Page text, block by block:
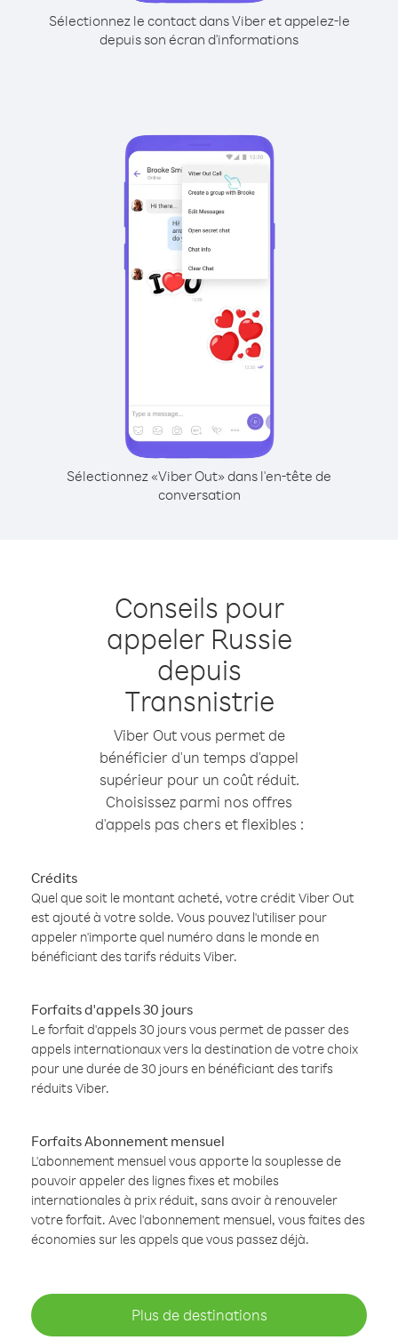
Sélectionnez le contact dans Viber et appelez-le
depuis son écran d'informations
Sélectionnez «Viber Out» dans l'en-tête de
conversation
Conseils pour
appeler Russie
depuis
Transnistrie
Viber Out vous permet de
bénéficier d'un temps d'appel
supérieur pour un coût réduit.
Choisissez parmi nos offres
d'appels pas chers et flexibles :
Crédits
Quel que soit le montant acheté, votre crédit Viber Out
est ajouté à votre solde. Vous pouvez l'utiliser pour
appeler n'importe quel numéro dans le monde en
bénéficiant des tarifs réduits Viber.
Forfaits d'appels 30 jours
Le forfait d'appels 30 jours vous permet de passer des
appels internationaux vers la destination de votre choix
pour une durée de 30 jours en bénéficiant des tarifs
réduits Viber.
Forfaits Abonnement mensuel
L'abonnement mensuel vous apporte la souplesse de
pouvoir appeler des lignes fixes et mobiles
internationales à prix réduit, sans avoir à renouveler
votre forfait. Avec l'abonnement mensuel, vous faites des
économies sur les appels que vous passez déjà.
Plus de destinations